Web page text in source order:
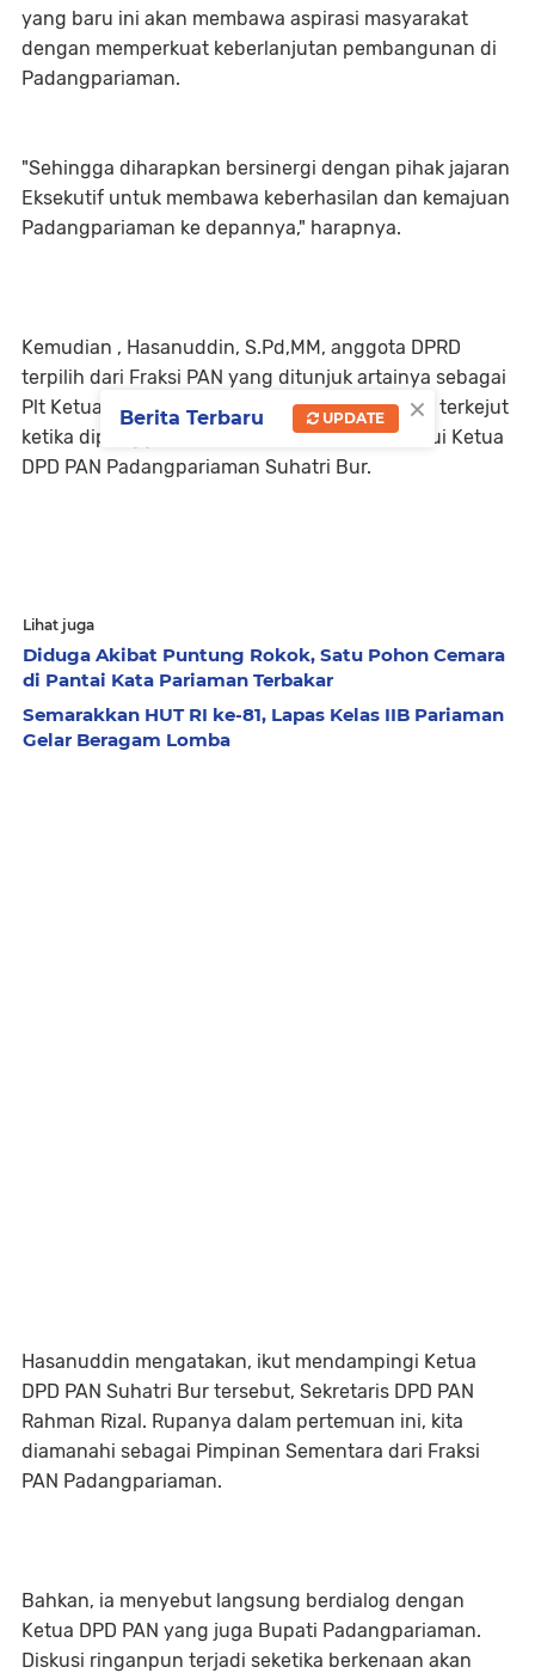
yang baru ini akan membawa aspirasi masyarakat
dengan memperkuat keberlanjutan pembangunan di
Padangpariaman.
"Sehingga diharapkan bersinergi dengan pihak jajaran
Eksekutif untuk membawa keberhasilan dan kemajuan
Padangpariaman ke depannya," harapnya.
Kemudian , Hasanuddin, S.Pd,MM, anggota DPRD
terpilih dari Fraksi PAN yang ditunjuk artainya sebagai
Plt Ketua DPRD Padangpariaman mengaku, ia terkejut
ketika dipanggil dan diberitahu untuk menemui Ketua
DPD PAN Padangpariaman Suhatri Bur.
Lihat juga
Diduga Akibat Puntung Rokok, Satu Pohon Cemara
di Pantai Kata Pariaman Terbakar
Semarakkan HUT RI ke-81, Lapas Kelas IIB Pariaman
Gelar Beragam Lomba
Hasanuddin mengatakan, ikut mendampingi Ketua
DPD PAN Suhatri Bur tersebut, Sekretaris DPD PAN
Rahman Rizal. Rupanya dalam pertemuan ini, kita
diamanahi sebagai Pimpinan Sementara dari Fraksi
PAN Padangpariaman.
Bahkan, ia menyebut langsung berdialog dengan
Ketua DPD PAN yang juga Bupati Padangpariaman.
Diskusi ringanpun terjadi seketika berkenaan akan
×
Berita Terbaru UPDATE